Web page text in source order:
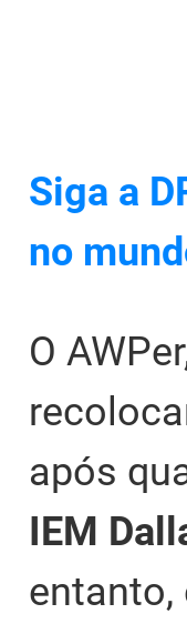
Siga a
no
O
após
IEM
entanto,